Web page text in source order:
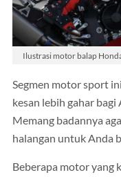
Ilustrasi motor balap
Segmen motor sport
kesan lebih gahar
Memang badannya
halangan untuk Anda
Beberapa motor yang